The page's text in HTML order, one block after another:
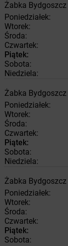
Żabka Bydgoszcz
Poniedziałek:
Wtorek:
Środa:
Czwartek:
Piątek:
Sobota:
Niedziela:
Żabka Bydgoszcz
Poniedziałek:
Wtorek:
Środa:
Czwartek:
Piątek:
Sobota:
Niedziela:
Żabka Bydgoszcz
Poniedziałek:
Wtorek:
Środa:
Czwartek:
Piątek:
Sobota: